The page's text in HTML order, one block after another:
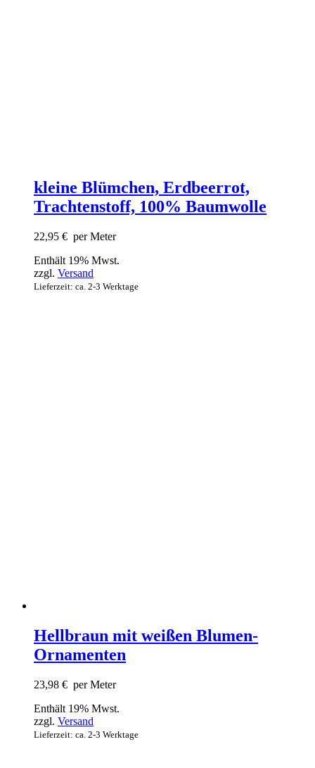
kleine Blümchen, Erdbeerrot,
Trachtenstoff, 100% Baumwolle
22,95 € per Meter
Enthält 19% Mwst.
zzgl. Versand
Lieferzeit: ca. 2-3 Werktage
Hellbraun mit weißen Blumen-
Ornamenten
23,98 € per Meter
Enthält 19% Mwst.
zzgl. Versand
Lieferzeit: ca. 2-3 Werktage